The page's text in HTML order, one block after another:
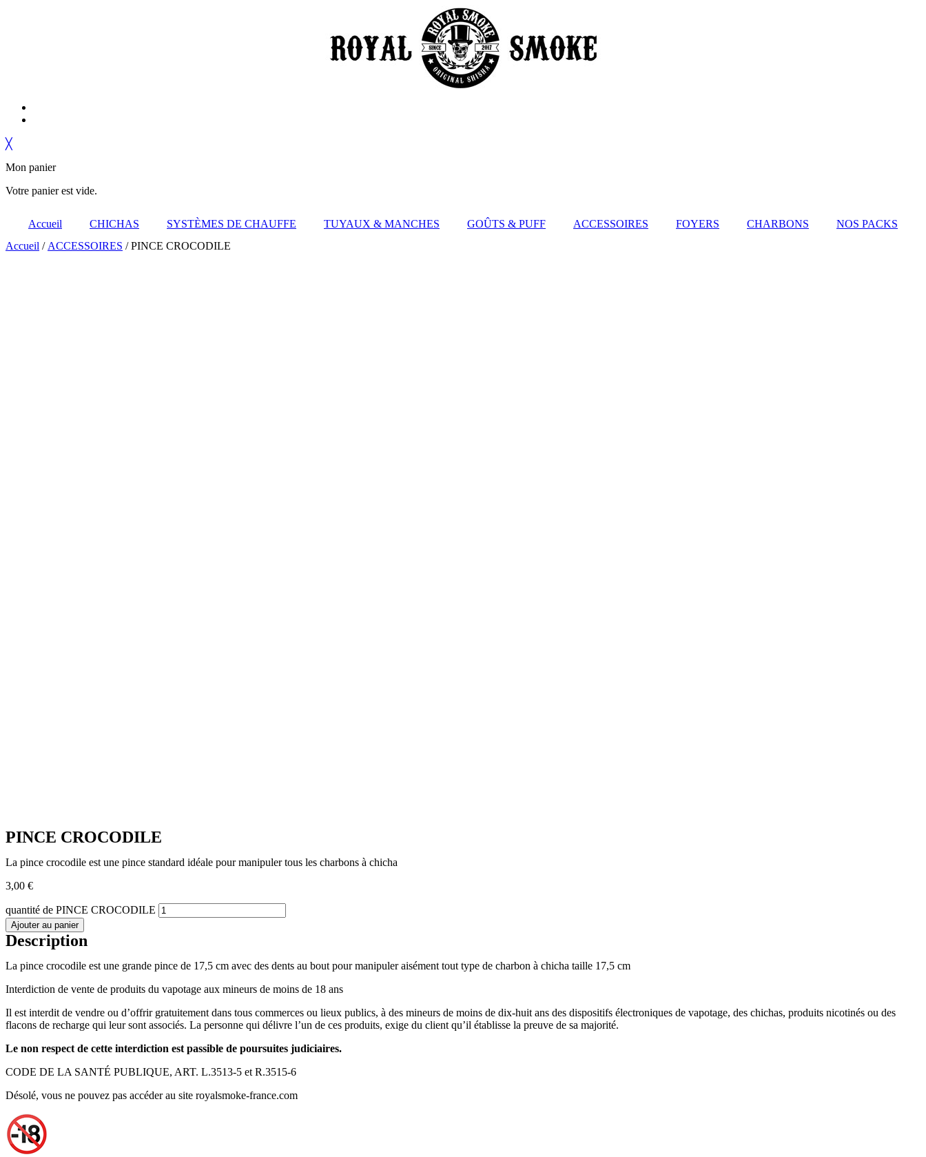
╳
Mon panier
Votre panier est vide.
Accueil CHICHAS SYSTÈMES DE CHAUFFE TUYAUX & MANCHES GOÛTS & PUFF ACCESSOIRES FOYERS CHARBONS
NOS PACKS
Accueil / ACCESSOIRES / PINCE CROCODILE
PINCE CROCODILE
La pince crocodile est une pince standard idéale pour manipuler tous les charbons à chicha
3,00 €
quantité de PINCE CROCODILE
Ajouter au panier
Description
La pince crocodile est une grande pince de 17,5 cm avec des dents au bout pour manipuler aisément tout type de charbon à chicha taille 17,5 cm
Interdiction de vente de produits du vapotage aux mineurs de moins de 18 ans
Il est interdit de vendre ou d’offrir gratuitement dans tous commerces ou lieux publics, à des mineurs de moins de dix-huit ans des dispositifs électroniques de vapotage, des chichas, produits nicotinés ou des
flacons de recharge qui leur sont associés. La personne qui délivre l’un de ces produits, exige du client qu’il établisse la preuve de sa majorité.
Le non respect de cette interdiction est passible de poursuites judiciaires.
CODE DE LA SANTÉ PUBLIQUE, ART. L.3513-5 et R.3515-6
Désolé, vous ne pouvez pas accéder au site royalsmoke-france.com